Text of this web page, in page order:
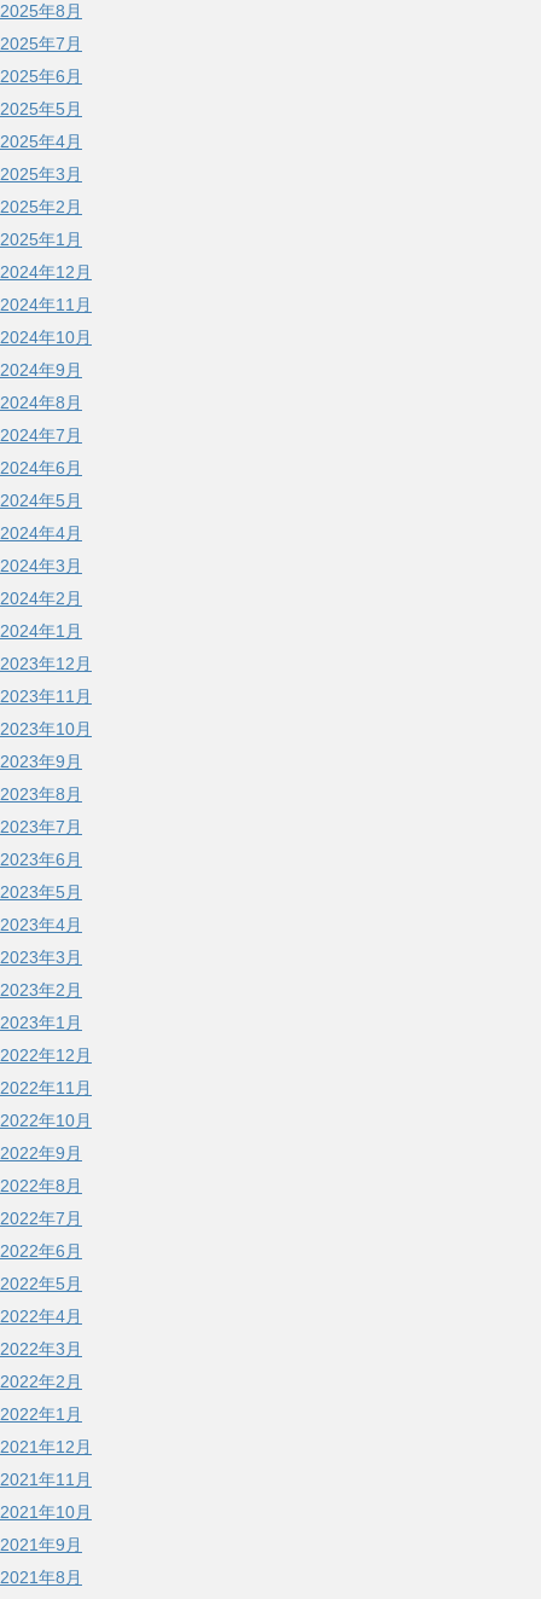
2025年8月
2025年7月
2025年6月
2025年5月
2025年4月
2025年3月
2025年2月
2025年1月
2024年12月
2024年11月
2024年10月
2024年9月
2024年8月
2024年7月
2024年6月
2024年5月
2024年4月
2024年3月
2024年2月
2024年1月
2023年12月
2023年11月
2023年10月
2023年9月
2023年8月
2023年7月
2023年6月
2023年5月
2023年4月
2023年3月
2023年2月
2023年1月
2022年12月
2022年11月
2022年10月
2022年9月
2022年8月
2022年7月
2022年6月
2022年5月
2022年4月
2022年3月
2022年2月
2022年1月
2021年12月
2021年11月
2021年10月
2021年9月
2021年8月